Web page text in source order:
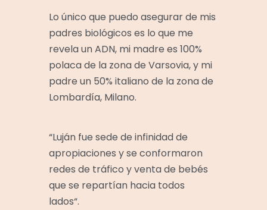
Lo único que puedo asegurar de mis
padres biológicos es lo que me
revela un ADN, mi madre es 100%
polaca de la zona de Varsovia, y mi
padre un 50% italiano de la zona de
Lombardía, Milano.
“Luján fue sede de infinidad de
apropiaciones y se conformaron
redes de tráfico y venta de bebés
que se repartían hacia todos
lados“.